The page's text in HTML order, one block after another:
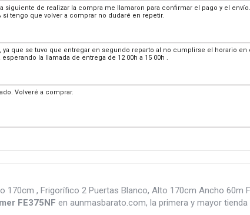
siguiente de realizar la compra me llamaron para confirmar el pago y el
si tengo que volver a comprar no dudaré en repetir.
ya que se tuvo que entregar en segundo reparto al no cumplirse el horario
la llamada de entrega de 12 00h a 15 00h .
Volveré a comprar.
170cm , Frigorífico 2 Puertas Blanco, Alto 170cm Ancho 60m
FE375NF en aunmasbarato.com, la primera y mayor